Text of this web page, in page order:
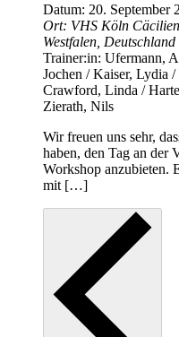
Datum: 20. September
Ort: VHS Köln
Westfalen, Deutschland
Trainer:in: Ufermann,
Jochen / Kaiser, Lydia
Crawford, Linda /
Zierath, Nils
Wir freuen uns sehr,
haben, den Tag an der
Workshop anzubieten.
mit […]